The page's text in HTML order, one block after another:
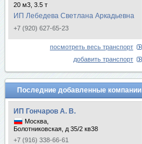
20 м3, 3.5 т
ИП Лебедева Светлана Аркадьевна
+7 (920) 627-65-23
посмотреть весь транспорт
добавить транспорт
Последние добавленные компании
ИП Гончаров А. В.
Москва,
Болотниковская, д 35/2 кв38
+7 (916) 338-66-61